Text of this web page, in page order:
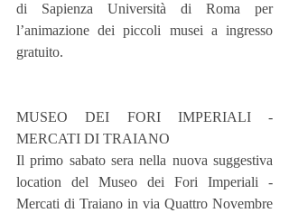
di Sapienza Università di Roma per
l’animazione dei piccoli musei a ingresso
gratuito.
MUSEO DEI FORI IMPERIALI -
MERCATI DI TRAIANO
Il primo sabato sera nella nuova suggestiva
location del Museo dei Fori Imperiali -
Mercati di Traiano in via Quattro Novembre